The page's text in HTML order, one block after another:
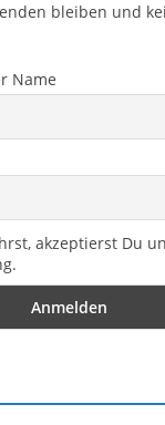
bleiben und
Name
akzeptierst Du